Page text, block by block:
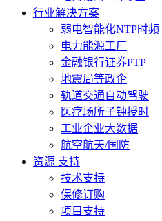
行业解决方案
弱电智能化NTP时频
电力能源工厂
金融银行证券PTP
地震局等政企
轨道交通自动驾驶
医疗场所子钟授时
工业企业大数据
航空航天/国防
资源 支持
技术支持
保修订购
项目支持